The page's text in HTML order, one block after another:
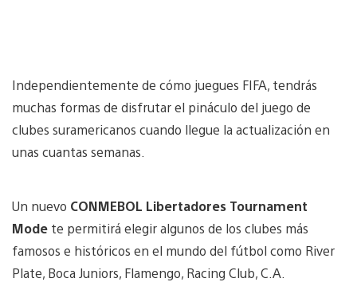
Independientemente de cómo juegues FIFA, tendrás
muchas formas de disfrutar el pináculo del juego de
clubes suramericanos cuando llegue la actualización en
unas cuantas semanas.
Un nuevo CONMEBOL Libertadores Tournament
Mode te permitirá elegir algunos de los clubes más
famosos e históricos en el mundo del fútbol como River
Plate, Boca Juniors, Flamengo, Racing Club, C.A.